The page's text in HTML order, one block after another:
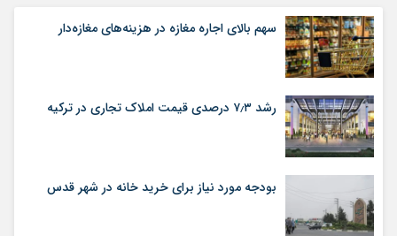
سهم بالای اجاره‌‌ مغازه در هزینه‌‌های مغازه‌‌دار
رشد ۷٫۳ درصدی قیمت‌ املاک تجاری در ترکیه
بودجه مورد نیاز برای خرید خانه در شهر قدس